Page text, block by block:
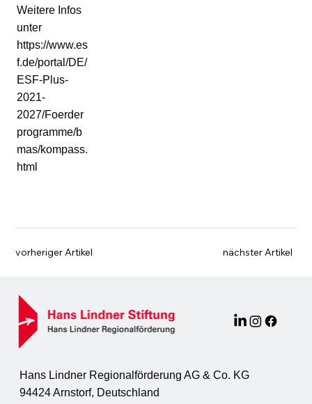
Weitere Infos
unter
https://www.es
f.de/portal/DE/
ESF-Plus-
2021-
2027/Foerder
programme/b
mas/kompass.
html
vorheriger Artikel nächster Artikel
Hans Lindner Regionalförderung AG & Co. KG
94424 Arnstorf, Deutschland